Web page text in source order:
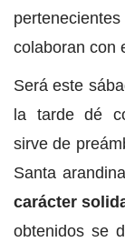
colaboran con
Será este
la tarde dé
sirve de
Santa
carácter
obtenidos se